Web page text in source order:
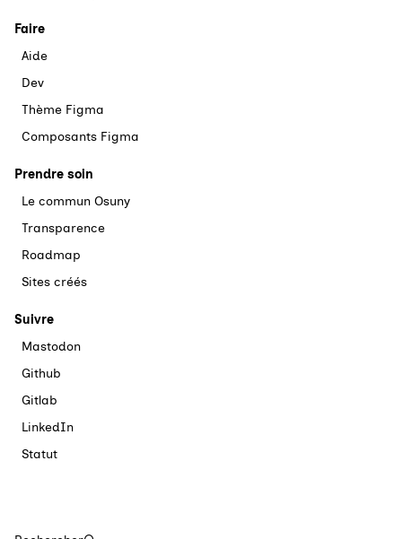
Faire
Aide
Dev
Thème Figma
Composants Figma
Prendre soin
Le commun Osuny
Transparence
Roadmap
Sites créés
Suivre
Mastodon
Github
Gitlab
LinkedIn
Statut